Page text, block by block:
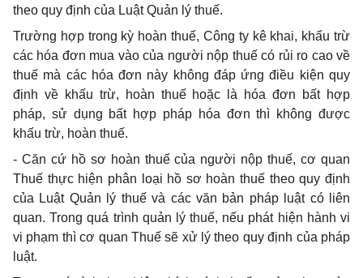
theo quy định của Luật Quản lý thuế.
Trường hợp trong kỳ hoàn thuế, Công ty kê khai, khấu trừ
các hóa đơn mua vào của người nộp thuế có rủi ro cao về
thuế mà các hóa đơn này không đáp ứng điều kiện quy
định về khấu trừ, hoàn thuế hoặc là hóa đơn bất hợp
pháp, sử dụng bất hợp pháp hóa đơn thì không được
khấu trừ, hoàn thuế.
- Căn cứ hồ sơ hoàn thuế của người nộp thuế, cơ quan
Thuế thực hiện phân loại hồ sơ hoàn thuế theo quy định
của Luật Quản lý thuế và các văn bản pháp luật có liên
quan. Trong quá trình quản lý thuế, nếu phát hiện hành vi
vi phạm thì cơ quan Thuế sẽ xử lý theo quy định của pháp
luật.